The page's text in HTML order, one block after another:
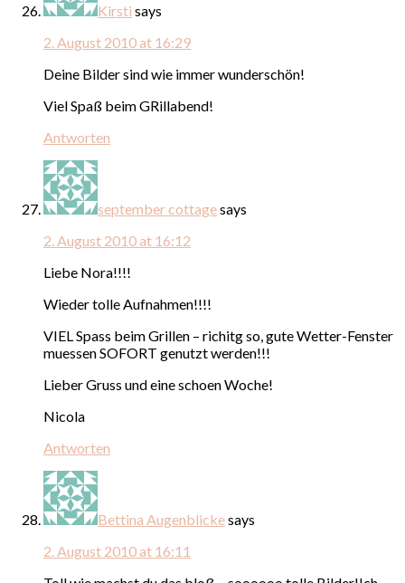
Kirsti says
2. August 2010 at 16:29
Deine Bilder sind wie immer wunderschön!
Viel Spaß beim GRillabend!
Antworten
september cottagesays
2. August 2010 at 16:12
Liebe Nora!!!!
Wieder tolle Aufnahmen!!!!
VIEL Spass beim Grillen – richitg so, gute Wetter-Fenster
muessen SOFORT genutzt werden!!!
Lieber Gruss und eine schoen Woche!
Nicola
Antworten
Bettina Augenblickesays
2. August 2010 at 16:11